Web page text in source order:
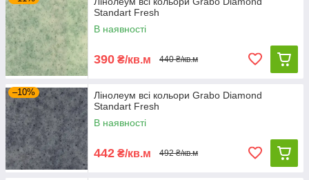
Standart Fresh
В наявності
390 ₴/кв.м 440 ₴/кв.м
–10%
Лінолеум всі кольори Grabo Diamond
Standart Fresh
В наявності
442 ₴/кв.м 492 ₴/кв.м